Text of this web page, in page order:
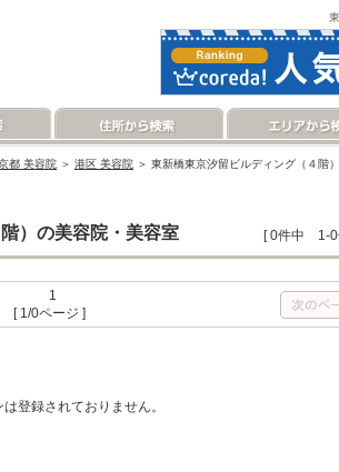
都 美容院 ＞ 港区 美容院 ＞ 東新橋東京汐留ビルディング（４階
）の美容院・美容室 [ 0件中 1-0
1
[ 1/0ページ ]
登録されておりません。